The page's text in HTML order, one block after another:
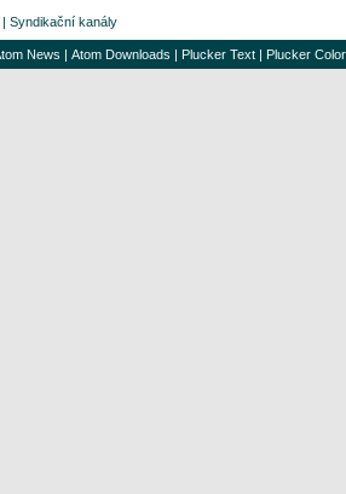
| Syndikační kanály
News | Atom Downloads | Plucker Text | Plucker Color